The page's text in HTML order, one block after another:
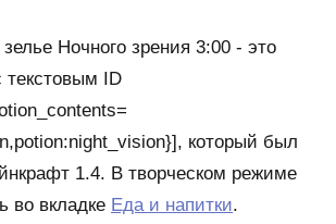
Ночного зрения 3:00 - это
текстовым ID
который был
1.4. В творческом режиме
во вкладке Еда и напитки.